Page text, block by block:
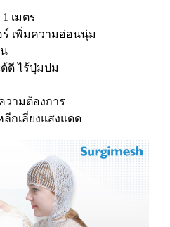
เมตร
ร์ เพิ่มความอ่อนนุ่ม
ดี ไร้ปุ่มปม
วามต้องการ
กเลี่ยงแสงแดด